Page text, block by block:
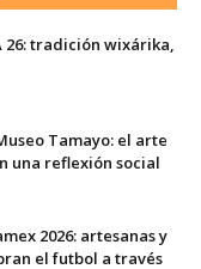
26: tradición wixárika,
Tamayo: el arte
una reflexión social
2026: artesanas y
el futbol a través